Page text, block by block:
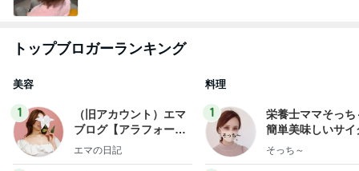
トップブロガーランキング
美容
1
（旧アカウント）エマ
ブログ【アラフォー会
社売却セカンドライ
エマの日記
料理
1
栄養士ママそっち
簡単美味しいサイ
献立
そっち～